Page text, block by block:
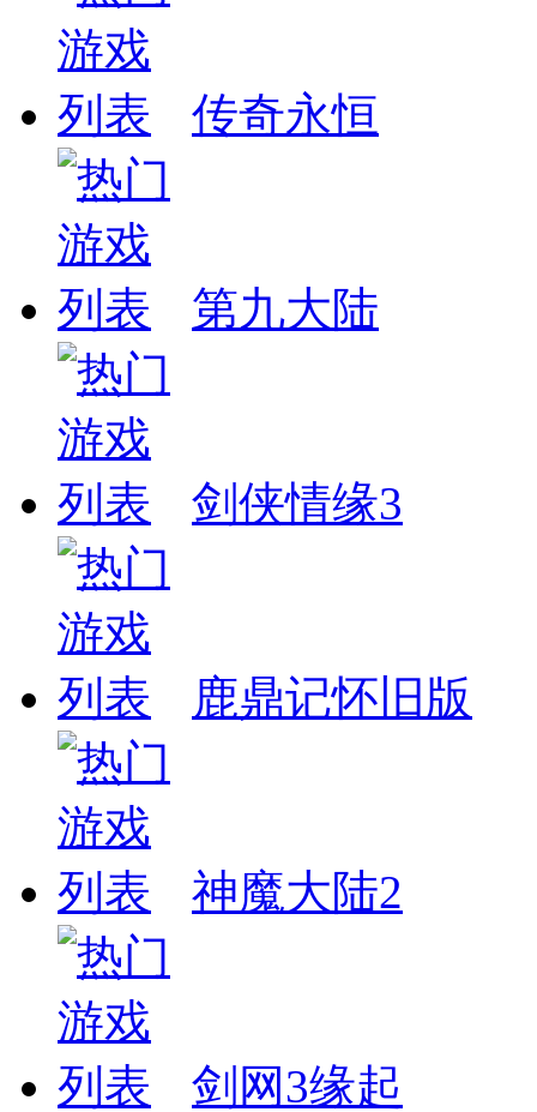
传奇永恒
第九大陆
剑侠情缘3
鹿鼎记怀旧版
神魔大陆2
剑网3缘起